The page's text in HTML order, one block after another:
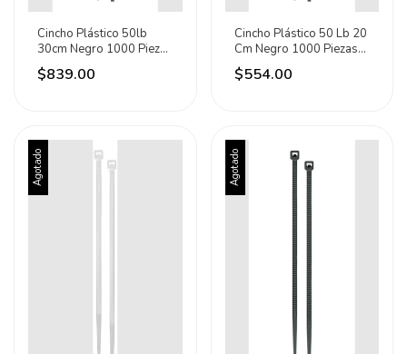
Cincho Plástico 50lb
30cm Negro 1000 Piezas
Volteck 47472
$839.00
Cincho Plástico 50 Lb 20
Cm Negro 1000 Piezas
Volteck 47471
$554.00
Agotado Agotado